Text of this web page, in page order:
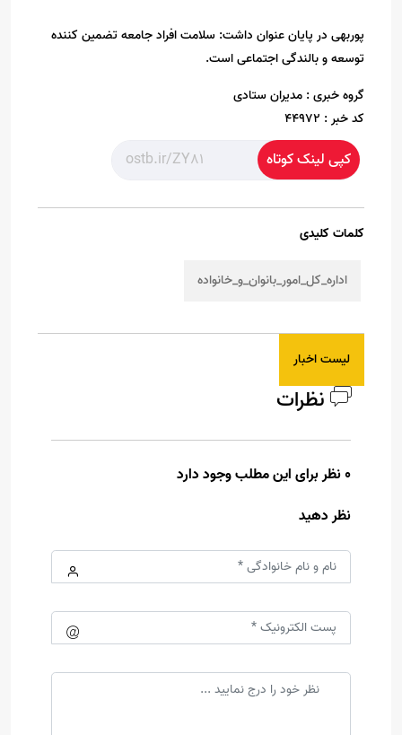
پوربهی در پایان عنوان داشت: سلامت افراد جامعه تضمین کننده
توسعه و بالندگی اجتماعی است.
گروه خبری : مدیران ستادی
کد خبر : 44972
کپی لینک کوتاه
کلمات کلیدی
اداره_کل_امور_بانوان_و_خانواده
لیست اخبار
نظرات
0 نظر برای این مطلب وجود دارد
نظر دهید